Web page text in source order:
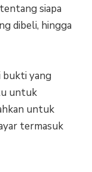
siapa
dibeli, hingga
bukti yang
untuk
untuk
termasuk